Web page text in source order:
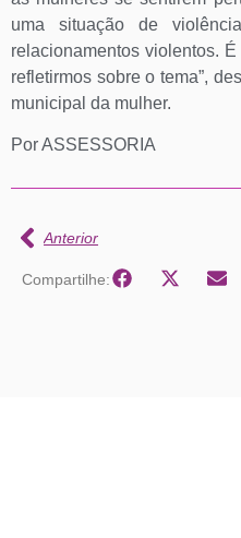
uma situação de
relacionamentos violentos.
refletirmos sobre o tema”,
municipal da mulher.
Por ASSESSORIA
Anterior
Compartilhe: